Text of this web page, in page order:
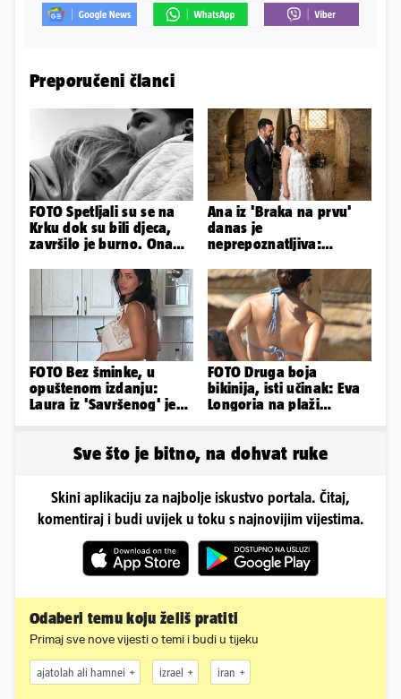
Preporučeni članci
FOTO Spetljali su se na
Krku dok su bili djeca,
završilo je burno. Ona
Ana iz 'Braka na prvu'
danas je
neprepoznatljiva:
ovako sad izgleda
FOTO Bez šminke, u
opuštenom izdanju:
Laura iz 'Savršenog' je
FOTO Druga boja
bikinija, isti učinak: Eva
Longoria na plaži
Sve što je bitno, na dohvat ruke
Skini aplikaciju za najbolje iskustvo portala. Čitaj,
komentiraj i budi uvijek u toku s najnovijim vijestima.
Odaberi temu koju želiš pratiti
Primaj sve nove vijesti o temi i budi u tijeku
ajatolah ali hamnei izrael iran